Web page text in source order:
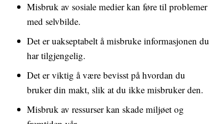
Misbruk av sosiale medier kan føre til problemer
med selvbilde.
Det er uakseptabelt å misbruke informasjonen du
har tilgjengelig.
Det er viktig å være bevisst på hvordan du
bruker din makt, slik at du ikke misbruker den.
Misbruk av ressurser kan skade miljøet og